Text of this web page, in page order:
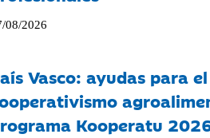
08/2026
Vasco: ayudas para
Kooperatu